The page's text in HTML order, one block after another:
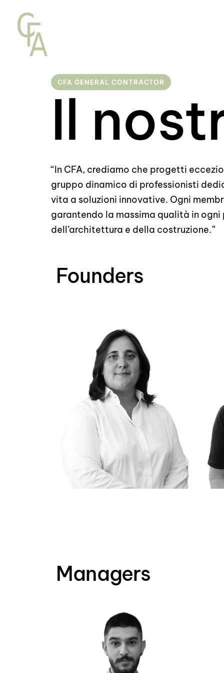
CFA GENERAL CONTRACTOR
Il
“In CFA, crediamo che progetti
gruppo dinamico di professionisti
vita a soluzioni innovative. Ogni
garantendo la massima qualità in
dell’architettura e della costruzione.”
Founders
Managers